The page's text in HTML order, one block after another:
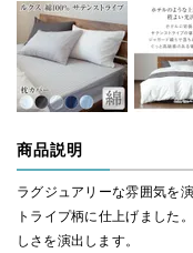
商品説明
ラグジュアリーな雰囲気を
トライプ柄に仕上げました
しさを演出します。